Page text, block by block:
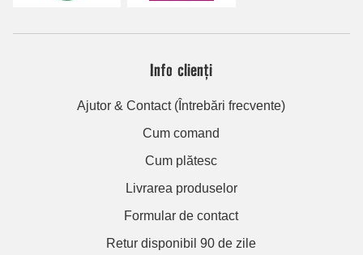
Info clienți
Ajutor & Contact (Întrebări frecvente)
Cum comand
Cum plătesc
Livrarea produselor
Formular de contact
Retur disponibil 90 de zile